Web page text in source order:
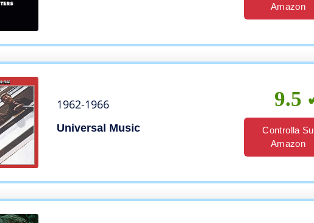
Amazon
1962-1966
Universal Music
9.5
Controlla Su
Amazon